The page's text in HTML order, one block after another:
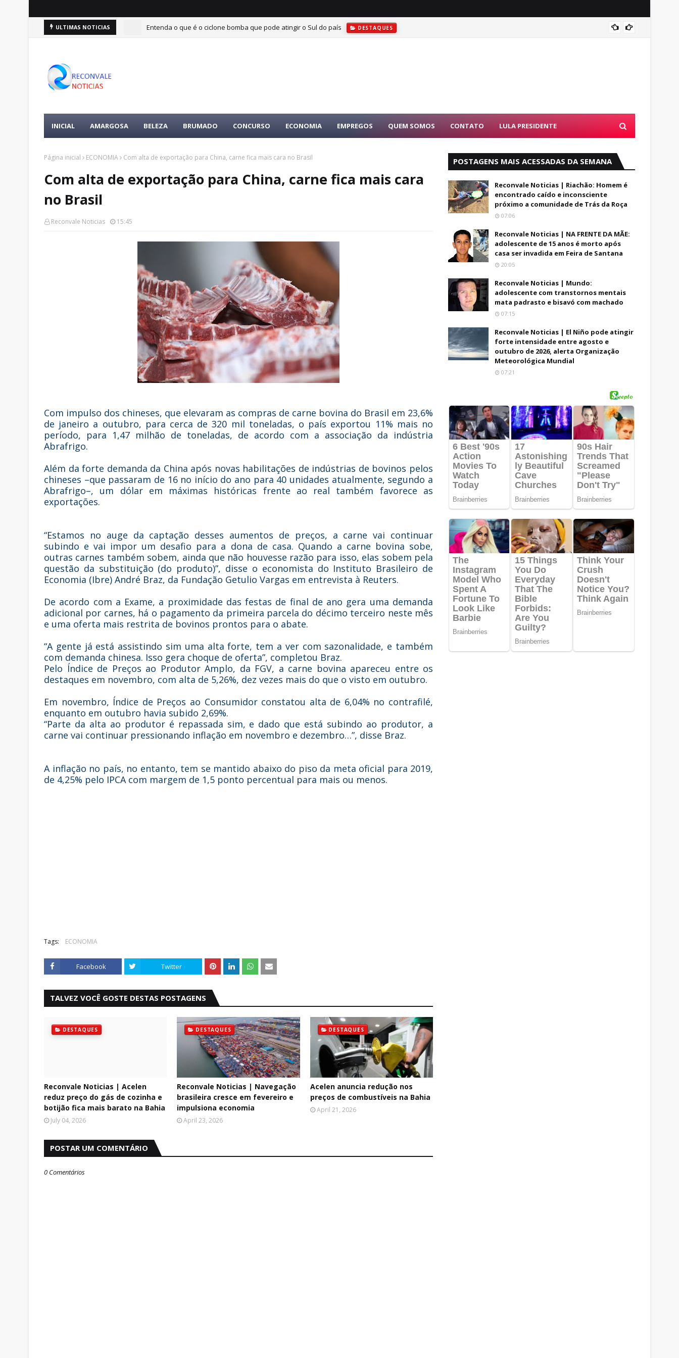
ULTIMAS NOTICIAS Entenda o que é o ciclone bomba que pode atingir o Sul do país DESTAQUES
INICIAL AMARGOSA BELEZA BRUMADO CONCURSO ECONOMIA EMPREGOS QUEM SOMOS CONTATO LULA PRESIDENTE
Página inicial ECONOMIA Com alta de exportação para China, carne fica mais cara no Brasil
Com alta de exportação para China, carne fica mais cara
no Brasil
Reconvale Noticias 15:45
Com impulso dos chineses, que elevaram as compras de carne bovina do Brasil em 23,6%
de janeiro a outubro, para cerca de 320 mil toneladas, o país exportou 11% mais no
período, para 1,47 milhão de toneladas, de acordo com a associação da indústria
Abrafrigo.
Além da forte demanda da China após novas habilitações de indústrias de bovinos pelos
chineses –que passaram de 16 no início do ano para 40 unidades atualmente, segundo a
Abrafrigo–, um dólar em máximas históricas frente ao real também favorece as
exportações.
“Estamos no auge da captação desses aumentos de preços, a carne vai continuar
subindo e vai impor um desafio para a dona de casa. Quando a carne bovina sobe,
outras carnes também sobem, ainda que não houvesse razão para isso, elas sobem pela
questão da substituição (do produto)”, disse o economista do Instituto Brasileiro de
Economia (Ibre) André Braz, da Fundação Getulio Vargas em entrevista à Reuters.
De acordo com a Exame, a proximidade das festas de final de ano gera uma demanda
adicional por carnes, há o pagamento da primeira parcela do décimo terceiro neste mês
e uma oferta mais restrita de bovinos prontos para o abate.
“A gente já está assistindo sim uma alta forte, tem a ver com sazonalidade, e também
com demanda chinesa. Isso gera choque de oferta”, completou Braz.
Pelo Índice de Preços ao Produtor Amplo, da FGV, a carne bovina apareceu entre os
destaques em novembro, com alta de 5,26%, dez vezes mais do que o visto em outubro.
Em novembro, Índice de Preços ao Consumidor constatou alta de 6,04% no contrafilé,
enquanto em outubro havia subido 2,69%.
“Parte da alta ao produtor é repassada sim, e dado que está subindo ao produtor, a
carne vai continuar pressionando inflação em novembro e dezembro…”, disse Braz.
A inflação no país, no entanto, tem se mantido abaixo do piso da meta oficial para 2019,
de 4,25% pelo IPCA com margem de 1,5 ponto percentual para mais ou menos.
Tags: ECONOMIA
Facebook Twitter
TALVEZ VOCÊ GOSTE DESTAS POSTAGENS
DESTAQUES
Reconvale Noticias | Acelen
reduz preço do gás de cozinha e
botijão fica mais barato na Bahia
July 04, 2026
DESTAQUES
Reconvale Noticias | Navegação
brasileira cresce em fevereiro e
impulsiona economia
April 23, 2026
DESTAQUES
Acelen anuncia redução nos
preços de combustíveis na Bahia
April 21, 2026
POSTAR UM COMENTÁRIO
0 Comentários
POSTAGENS MAIS ACESSADAS DA SEMANA
Reconvale Noticias | Riachão: Homem é
encontrado caído e inconsciente
próximo a comunidade de Trás da Roça
07:06
Reconvale Noticias | NA FRENTE DA MÃE:
adolescente de 15 anos é morto após
casa ser invadida em Feira de Santana
20:05
Reconvale Noticias | Mundo:
adolescente com transtornos mentais
mata padrasto e bisavó com machado
07:15
Reconvale Noticias | El Niño pode atingir
forte intensidade entre agosto e
outubro de 2026, alerta Organização
Meteorológica Mundial
07:21